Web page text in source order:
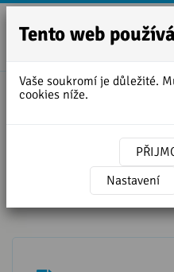
Tento web
Vaše soukromí je důležité.
cookies níže.
Nastavení